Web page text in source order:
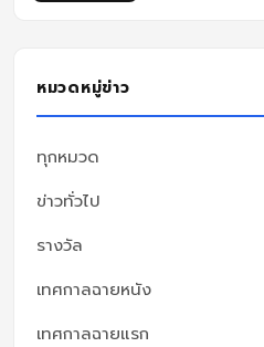
หมวดหมู่ข่าว
ทุกหมวด
ข่าวทั่วไป
รางวัล
เทศกาลฉายหนัง
เทศกาลฉายแรก